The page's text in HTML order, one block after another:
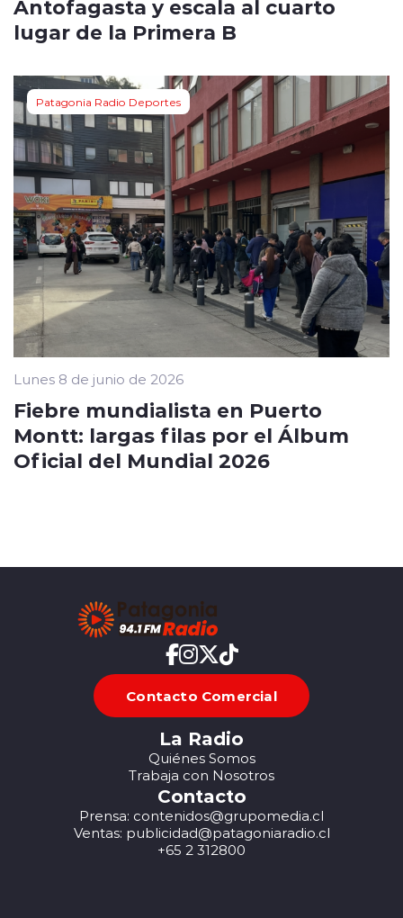
Antofagasta y escala al cuarto
lugar de la Primera B
Patagonia Radio Deportes
Lunes 8 de junio de 2026
Fiebre mundialista en Puerto
Montt: largas filas por el Álbum
Oficial del Mundial 2026
Contacto Comercial
La Radio
Quiénes Somos
Trabaja con Nosotros
Contacto
Prensa: contenidos@grupomedia.cl
Ventas: publicidad@patagoniaradio.cl
+65 2 312800